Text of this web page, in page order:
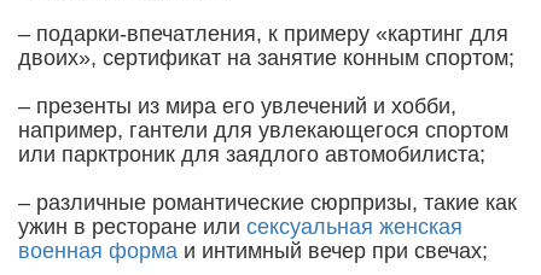
– подарки-впечатления, к примеру «картинг для
двоих», сертификат на занятие конным спортом;
– презенты из мира его увлечений и хобби,
например, гантели для увлекающегося спортом
или парктроник для заядлого автомобилиста;
– различные романтические сюрпризы, такие как
ужин в ресторане или сексуальная женская
военная форма и интимный вечер при свечах;